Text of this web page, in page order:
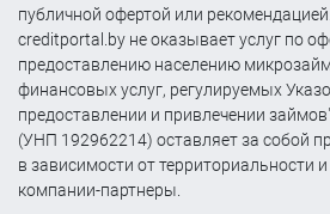
публичной офертой или рекомендацией.
creditportal.by не оказывает услуг по
предоставлению населению
финансовых услуг, регулируемых
предоставлении и привлечении
(УНП 192962214) оставляет за собой
в зависимости от территориальности
компании-партнеры.